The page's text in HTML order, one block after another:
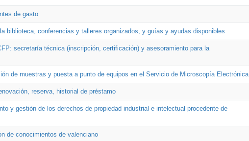
de gasto
biblioteca, conferencias y talleres organizados, y guías y ayudas disponibles
secretaría técnica (inscripción, certificación) y asesoramiento para la
de muestras y puesta a punto de equipos en el Servicio de Microscopía Electrónica
reserva, historial de préstamo
y gestión de los derechos de propiedad industrial e intelectual procedente de
de conocimientos de valenciano